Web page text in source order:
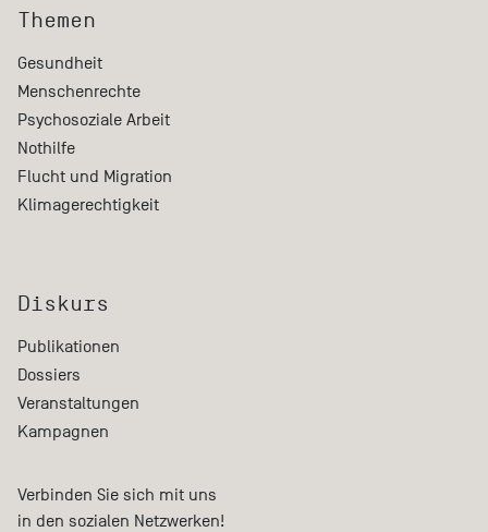
Themen
Gesundheit
Menschenrechte
Psychosoziale Arbeit
Nothilfe
Flucht und Migration
Klimagerechtigkeit
Diskurs
Publikationen
Dossiers
Veranstaltungen
Kampagnen
Verbinden Sie sich mit uns
in den sozialen Netzwerken!